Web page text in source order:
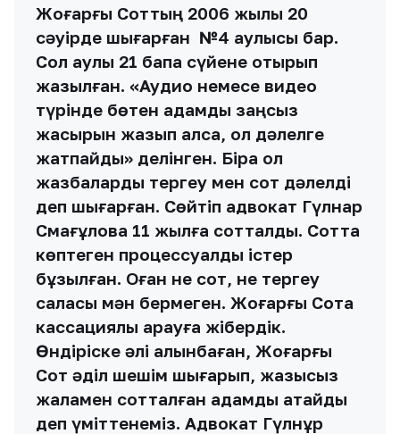
Жоғарғы Соттың 2006 жылы 20
сәуірде шығарған №4 қаулысы бар.
Сол қаулы 21 бапқа сүйене отырып
жазылған. «Аудио немесе видео
түрінде бөтен адамды заңсыз
жасырын жазып алса, ол дәлелге
жатпайды» делінген. Бірақ ол
жазбаларды тергеу мен сот дәлелді
деп шығарған. Сөйтіп адвокат Гүлнар
Смағұлова 11 жылға сотталды. Сотта
көптеген процессуалдық істер
бұзылған. Оған не сот, не тергеу
саласы мән бермеген. Жоғарғы Сотқа
кассациялық қарауға жібердік.
Өндіріске әлі алынбаған, Жоғарғы
Сот әділ шешім шығарып, жазықсыз
жаламен сотталған адамды ақтайды
деп үміттенеміз. Адвокат Гүлнұр